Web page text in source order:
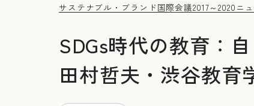
サステナブル・ブランド国際会議2017～2020 ニ
SDGs時代の教育：
田村哲夫・渋谷教育